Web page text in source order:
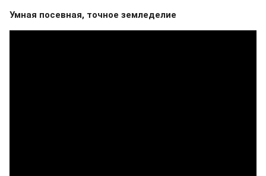
Умная посевная, точное земледелие